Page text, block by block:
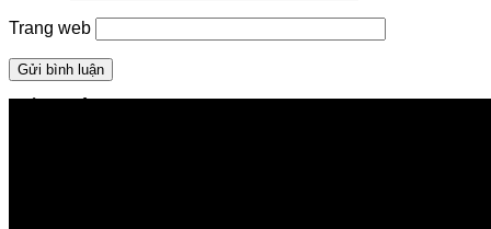
Trang web